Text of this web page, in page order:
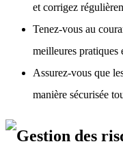
et corrigez
Tenez-vous au
meilleures pratiques
Assurez-vous que
manière sécurisée